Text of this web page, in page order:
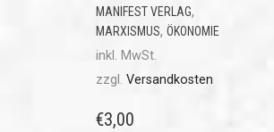
MANIFEST VERLAG,
MARXISMUS, ÖKONOMIE
inkl. MwSt.
zzgl. Versandkosten
€3,00